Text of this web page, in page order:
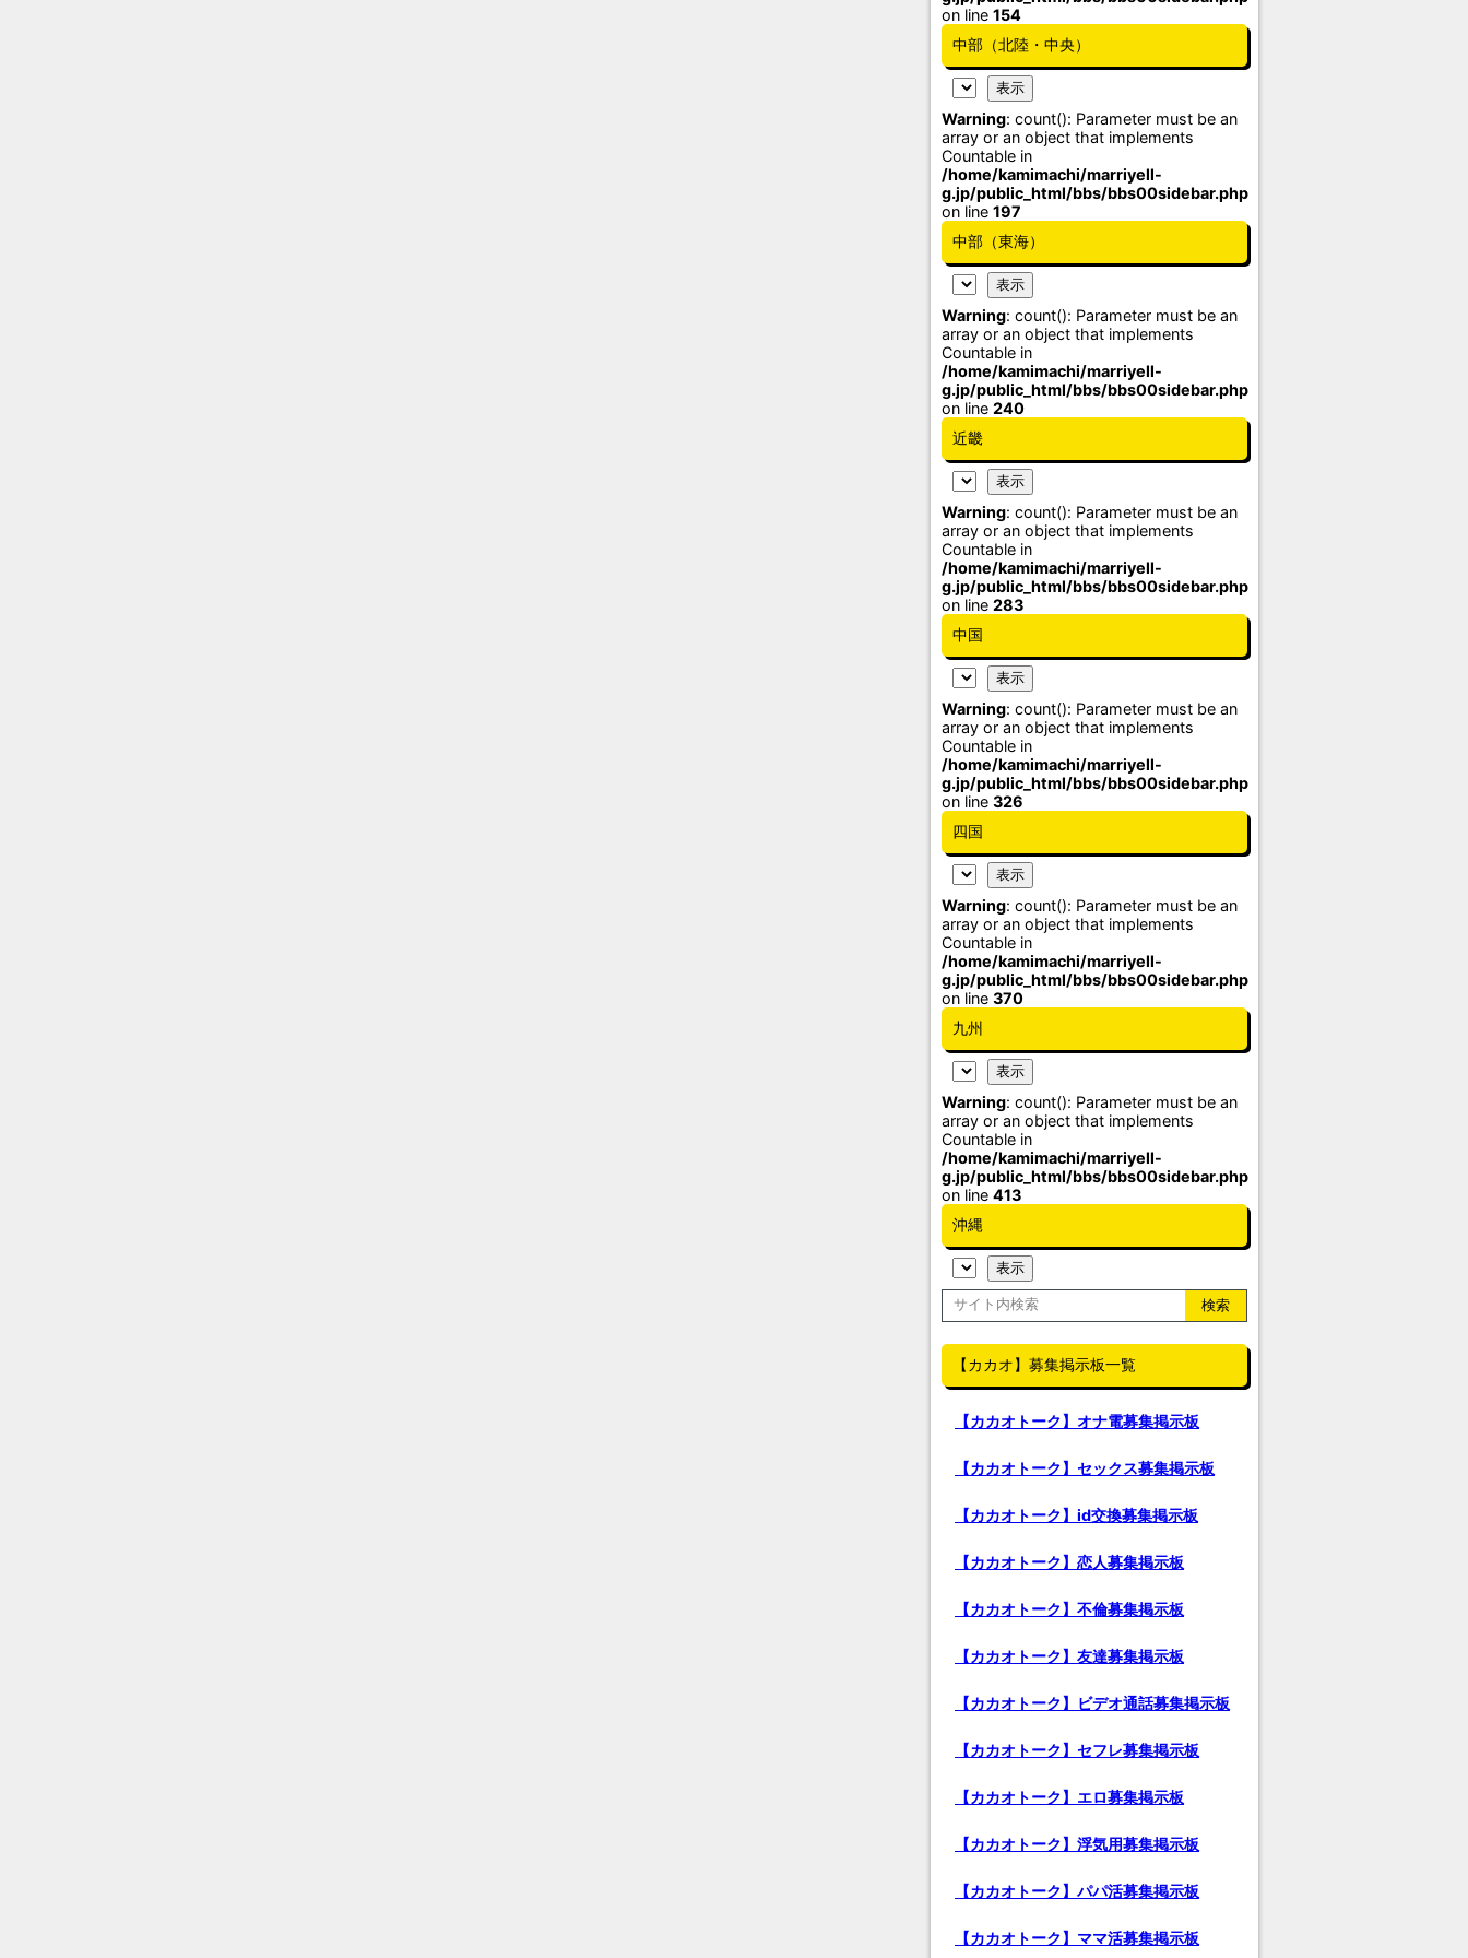
on line 154
中部（北陸・中央）
Warning: count(): Parameter must be an
array or an object that implements
Countable in
/home/kamimachi/marriyell-
g.jp/public_html/bbs/bbs00sidebar.php
on line 197
中部（東海）
Warning: count(): Parameter must be an
array or an object that implements
Countable in
/home/kamimachi/marriyell-
g.jp/public_html/bbs/bbs00sidebar.php
on line 240
近畿
Warning: count(): Parameter must be an
array or an object that implements
Countable in
/home/kamimachi/marriyell-
g.jp/public_html/bbs/bbs00sidebar.php
on line 283
中国
Warning: count(): Parameter must be an
array or an object that implements
Countable in
/home/kamimachi/marriyell-
g.jp/public_html/bbs/bbs00sidebar.php
on line 326
四国
Warning: count(): Parameter must be an
array or an object that implements
Countable in
/home/kamimachi/marriyell-
g.jp/public_html/bbs/bbs00sidebar.php
on line 370
九州
Warning: count(): Parameter must be an
array or an object that implements
Countable in
/home/kamimachi/marriyell-
g.jp/public_html/bbs/bbs00sidebar.php
on line 413
沖縄
【カカオ】募集掲示板一覧
【カカオトーク】オナ電募集掲示板
【カカオトーク】セックス募集掲示板
【カカオトーク】id交換募集掲示板
【カカオトーク】恋人募集掲示板
【カカオトーク】不倫募集掲示板
【カカオトーク】友達募集掲示板
【カカオトーク】ビデオ通話募集掲示板
【カカオトーク】セフレ募集掲示板
【カカオトーク】エロ募集掲示板
【カカオトーク】浮気用募集掲示板
【カカオトーク】パパ活募集掲示板
【カカオトーク】ママ活募集掲示板